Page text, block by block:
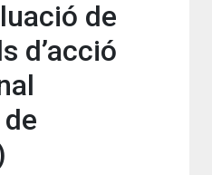
de
d’acció